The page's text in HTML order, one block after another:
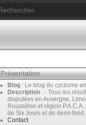
Présentation
Blog : Le blog du cyclisme
Description : - Tous les
disputées en Auvergne,
Roussillon et région
de Six Jours et de demi-fond.
Contact